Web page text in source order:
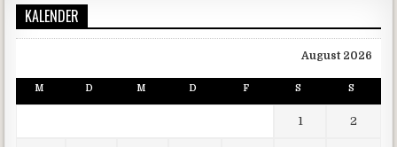
KALENDER
August 2026
M D M D F S S
1 2